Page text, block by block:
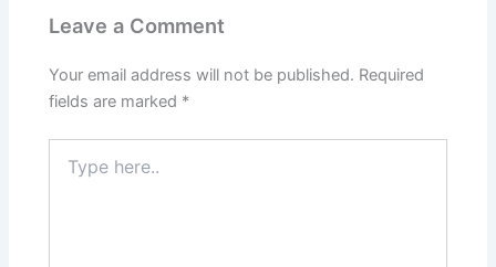
o
k
o
Leave a Comment
Your email address will not be published. Required
fields are marked *
here..